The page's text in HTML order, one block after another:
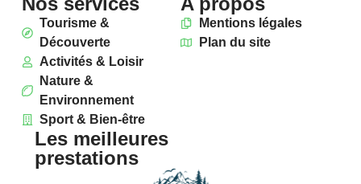
Tourisme &
Découverte
Activités & Loisir
Nature &
Environnement
Sport & Bien-être
Mentions légales
Plan du site
Les meilleures
prestations